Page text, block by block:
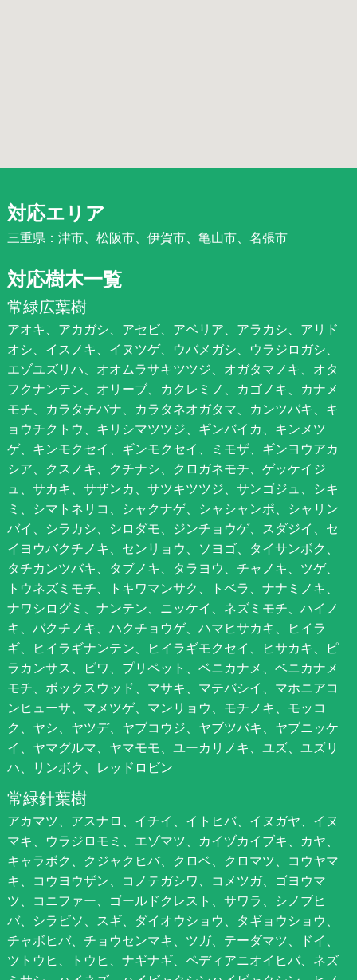
対応エリア
三重県：津市、松阪市、伊賀市、亀山市、名張市
対応樹木一覧
常緑広葉樹
アオキ、アカガシ、アセビ、アベリア、アラカシ、アリド
オシ、イスノキ、イヌツゲ、ウバメガシ、ウラジロガシ、
エゾユズリハ、オオムラサキツツジ、オガタマノキ、オタ
フクナンテン、オリーブ、カクレミノ、カゴノキ、カナメ
モチ、カラタチバナ、カラタネオガタマ、カンツバキ、キ
ョウチクトウ、キリシマツツジ、ギンバイカ、キンメツ
ゲ、キンモクセイ、ギンモクセイ、ミモザ、ギンヨウアカ
シア、クスノキ、クチナシ、クロガネモチ、ゲッケイジ
ュ、サカキ、サザンカ、サツキツツジ、サンゴジュ、シキ
ミ、シマトネリコ、シャクナゲ、シャシャンポ、シャリン
バイ、シラカシ、シロダモ、ジンチョウゲ、スダジイ、セ
イヨウバクチノキ、センリョウ、ソヨゴ、タイサンボク、
タチカンツバキ、タブノキ、タラヨウ、チャノキ、ツゲ、
トウネズミモチ、トキワマンサク、トベラ、ナナミノキ、
ナワシログミ、ナンテン、ニッケイ、ネズミモチ、ハイノ
キ、バクチノキ、ハクチョウゲ、ハマヒサカキ、ヒイラ
ギ、ヒイラギナンテン、ヒイラギモクセイ、ヒサカキ、ピ
ラカンサス、ビワ、プリペット、ベニカナメ、ベニカナメ
モチ、ボックスウッド、マサキ、マテバシイ、マホニアコ
ンヒューサ、マメツゲ、マンリョウ、モチノキ、モッコ
ク、ヤシ、ヤツデ、ヤブコウジ、ヤブツバキ、ヤブニッケ
イ、ヤマグルマ、ヤマモモ、ユーカリノキ、ユズ、ユズリ
ハ、リンボク、レッドロビン
常緑針葉樹
アカマツ、アスナロ、イチイ、イトヒバ、イヌガヤ、イヌ
マキ、ウラジロモミ、エゾマツ、カイヅカイブキ、カヤ、
キャラボク、クジャクヒバ、クロベ、クロマツ、コウヤマ
キ、コウヨウザン、コノテガシワ、コメツガ、ゴヨウマ
ツ、コニファー、ゴールドクレスト、サワラ、シノブヒ
バ、シラビソ、スギ、ダイオウショウ、タギョウショウ、
チャボヒバ、チョウセンマキ、ツガ、テーダマツ、ドイ、
ツトウヒ、トウヒ、ナギナギ、ペディアニオイヒバ、ネズ